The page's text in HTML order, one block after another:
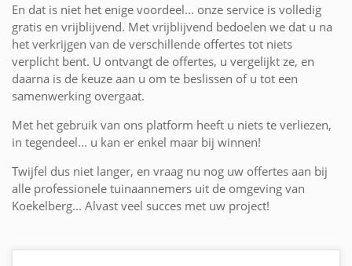
En dat is niet het enige voordeel... onze service is volledig
gratis en vrijblijvend. Met vrijblijvend bedoelen we dat u na
het verkrijgen van de verschillende offertes tot niets
verplicht bent. U ontvangt de offertes, u vergelijkt ze, en
daarna is de keuze aan u om te beslissen of u tot een
samenwerking overgaat.
Met het gebruik van ons platform heeft u niets te verliezen,
in tegendeel... u kan er enkel maar bij winnen!
Twijfel dus niet langer, en vraag nu nog uw offertes aan bij
alle professionele tuinaannemers uit de omgeving van
Koekelberg... Alvast veel succes met uw project!